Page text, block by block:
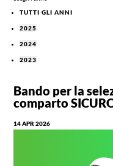
TUTTI GLI ANNI
2025
2024
2023
Bando per la
comparto
14 APR 2026